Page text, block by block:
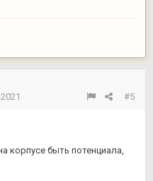
#5
корпусе быть потенциала,